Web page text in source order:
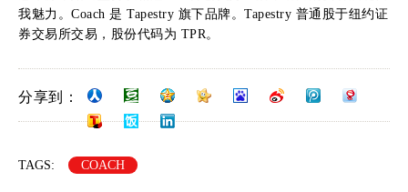
我魅力。Coach 是 Tapestry 旗下品牌。Tapestry 普通股于纽约证
券交易所交易，股份代码为 TPR。
分享到：
TAGS: COACH